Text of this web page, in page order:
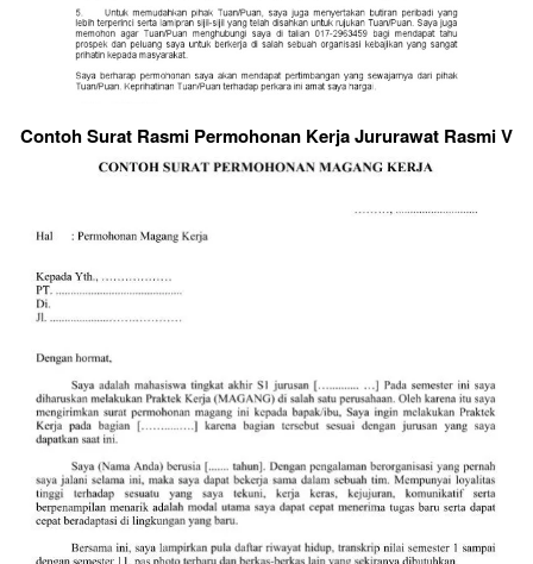
Contoh Surat Rasmi Permohonan Kerja Jururawat Rasmi V